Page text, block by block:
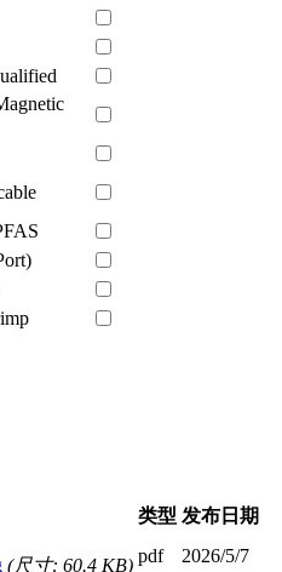
类型 发布日期
(尺寸: 60.4 KB) pdf 2026/5/7